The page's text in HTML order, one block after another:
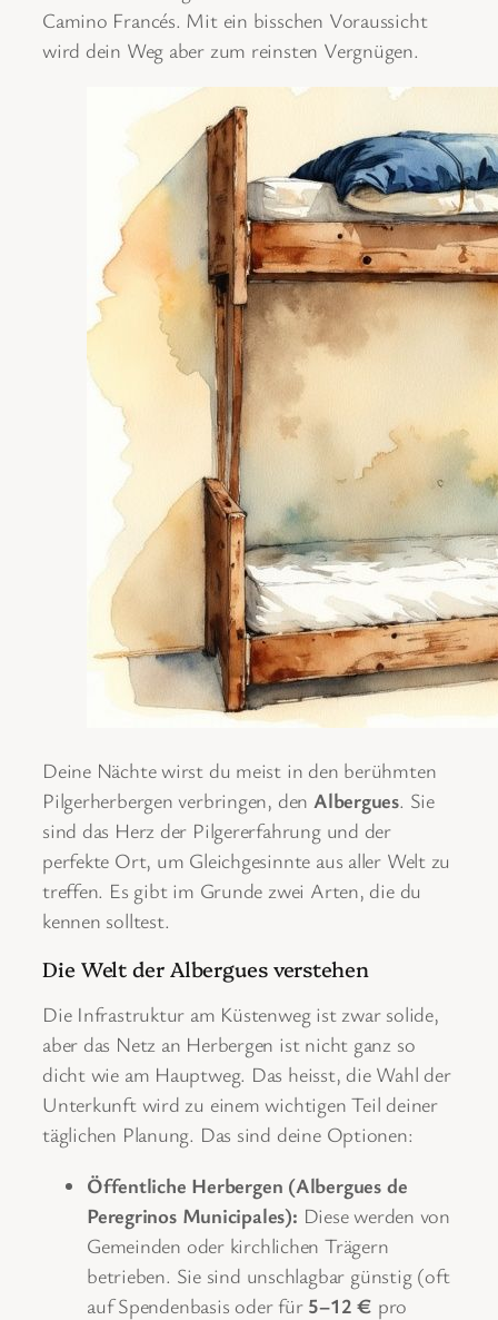
Camino Francés. Mit ein bisschen Voraussicht
wird dein Weg aber zum reinsten Vergnügen.
Deine Nächte wirst du meist in den berühmten
Pilgerherbergen verbringen, den Albergues. Sie
sind das Herz der Pilgererfahrung und der
perfekte Ort, um Gleichgesinnte aus aller Welt zu
treffen. Es gibt im Grunde zwei Arten, die du
kennen solltest.
Die Welt der Albergues verstehen
Die Infrastruktur am Küstenweg ist zwar solide,
aber das Netz an Herbergen ist nicht ganz so
dicht wie am Hauptweg. Das heisst, die Wahl der
Unterkunft wird zu einem wichtigen Teil deiner
täglichen Planung. Das sind deine Optionen:
Öffentliche Herbergen (Albergues de
Peregrinos Municipales): Diese werden von
Gemeinden oder kirchlichen Trägern
betrieben. Sie sind unschlagbar günstig (oft
auf Spendenbasis oder für 5–12 € pro